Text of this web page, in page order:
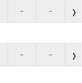
– –
– –